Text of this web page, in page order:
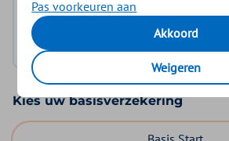
Log in met DigiD
Geen DigiD?
Kies uw basisverzekering
Pas voorkeuren aan
Akkoord
Weigeren